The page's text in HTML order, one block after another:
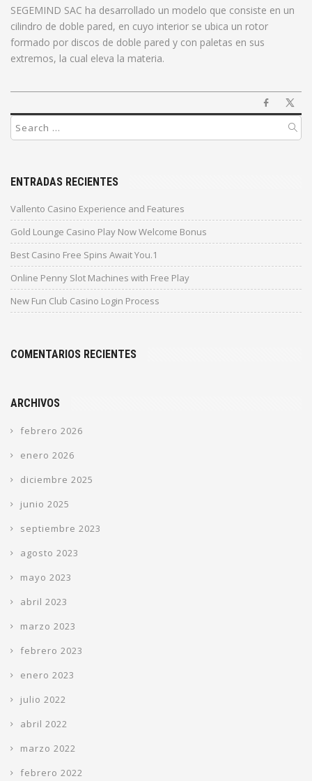
SEGEMIND SAC ha desarrollado un modelo que consiste en un
cilindro de doble pared, en cuyo interior se ubica un rotor
formado por discos de doble pared y con paletas en sus
extremos, la cual eleva la materia.
ENTRADAS RECIENTES
Vallento Casino Experience and Features
Gold Lounge Casino Play Now Welcome Bonus
Best Casino Free Spins Await You.1
Online Penny Slot Machines with Free Play
New Fun Club Casino Login Process
COMENTARIOS RECIENTES
ARCHIVOS
febrero 2026
enero 2026
diciembre 2025
junio 2025
septiembre 2023
agosto 2023
mayo 2023
abril 2023
marzo 2023
febrero 2023
enero 2023
julio 2022
abril 2022
marzo 2022
febrero 2022